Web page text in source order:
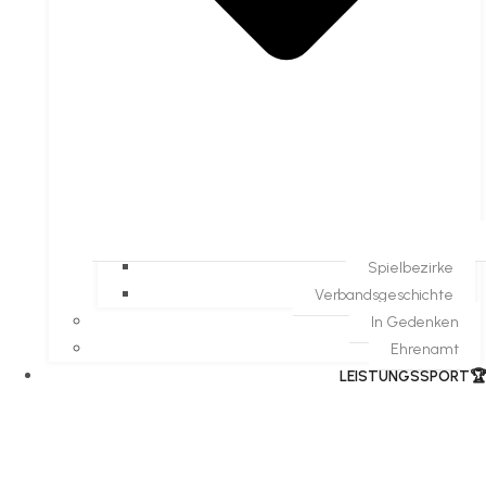
Spielbezirke
Verbandsgeschichte
In Gedenken
Ehrenamt
​LEISTUNGSSPORT🏆